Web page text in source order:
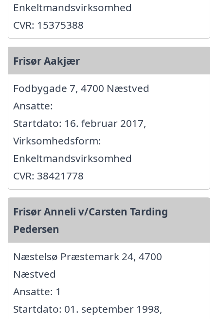
Enkeltmandsvirksomhed
CVR: 15375388
Frisør Aakjær
Fodbygade 7, 4700 Næstved
Ansatte:
Startdato: 16. februar 2017,
Virksomhedsform:
Enkeltmandsvirksomhed
CVR: 38421778
Frisør Anneli v/Carsten Tarding
Pedersen
Næstelsø Præstemark 24, 4700
Næstved
Ansatte: 1
Startdato: 01. september 1998,